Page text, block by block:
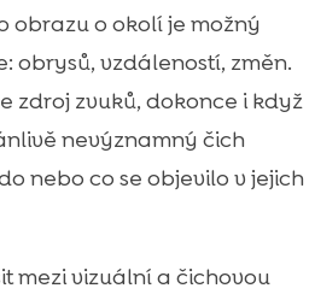
obrazu o okolí je možný
obrysů, vzdáleností, změn.
zdroj zvuků, dokonce i když
nevýznamný čich
nebo co se objevilo v jejich
mezi vizuální a čichovou